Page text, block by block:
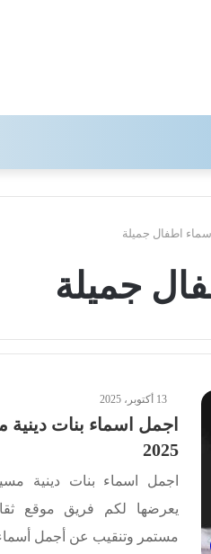
اسماء اطفال جميلة
جميلة
13 أكتوبر، 2025
اجمل اسماء بنات
2025
اجمل اسماء بنات دينية
يعرضها لكم فريق موقع
مستمر وتنقيب عن أجمل